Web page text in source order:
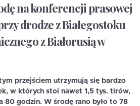
na konferencji prasowej
drodze z Białegostoku
z Białorusią w
przejściem utrzymują się bardzo
w których stoi nawet 1,5 tys. tirów,
80 godzin. W środę rano było to 78